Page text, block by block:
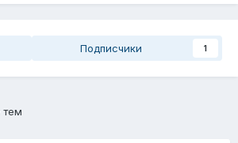
Подписчики 1
тем